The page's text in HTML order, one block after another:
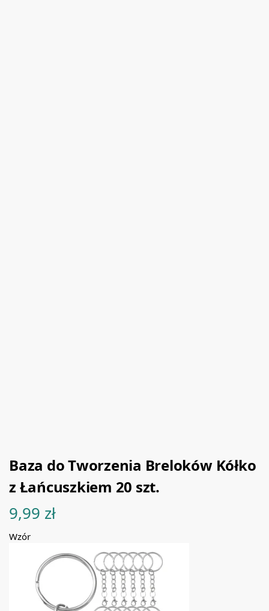
Baza do Tworzenia Breloków Kółko
z Łańcuszkiem 20 szt.
9,99 zł
Wzór